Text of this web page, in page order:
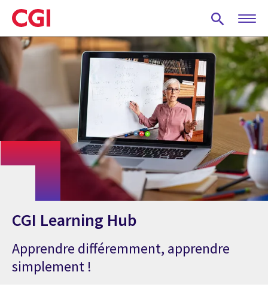
Skip
to
main
content
CGI Learning Hub
Apprendre différemment, apprendre
simplement !